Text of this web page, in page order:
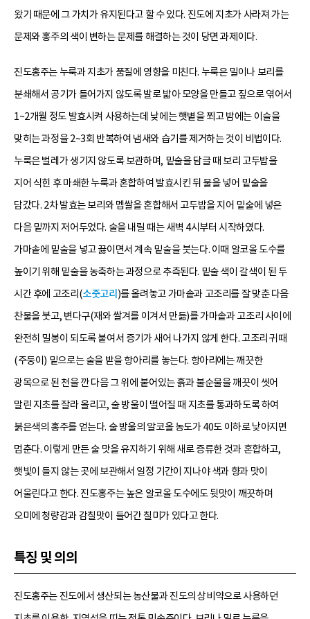
왔기 때문에 그 가치가 유지된다고 할 수 있다. 진도에 지초가 사라져 가는
문제와 홍주의 색이 변하는 문제를 해결하는 것이 당면 과제이다.
진도홍주는 누룩과 지초가 품질에 영향을 미친다. 누룩은 밀이나 보리를
분쇄해서 공기가 들어가지 않도록 발로 밟아 모양을 만들고 짚으로 엮어서
1~2개월 정도 발효시켜 사용하는데 낮에는 햇볕을 쬐고 밤에는 이슬을
맞히는 과정을 2~3회 반복하여 냄새와 습기를 제거하는 것이 비법이다.
누룩은 벌레가 생기지 않도록 보관하며, 밑술을 담글 때 보리 고두밥을
지어 식힌 후 마쇄한 누룩과 혼합하여 발효시킨 뒤 물을 넣어 밑술을
담갔다. 2차 발효는 보리와 멥쌀을 혼합해서 고두밥을 지어 밑술에 넣은
다음 밑까지 저어두었다. 술을 내릴 때는 새벽 4시부터 시작하였다.
가마솥에 밑술을 넣고 끓이면서 계속 밑술을 붓는다. 이때 알코올 도수를
높이기 위해 밑술을 농축하는 과정으로 추측된다. 밑술 색이 갈색이 된 두
시간 후에 고조리(소줏고리 )를 올려놓고 가마솥과 고조리를 잘 맞춘 다음
찬물을 붓고, 변다구(재와 쌀겨를 이겨서 만듦)를 가마솥과 고조리 사이에
완전히 밀봉이 되도록 붙여서 증기가 새어 나가지 않게 한다. 고조리 귀때
(주둥이) 밑으로는 술을 받을 항아리를 놓는다. 항아리에는 깨끗한
광목으로 된 천을 깐 다음 그 위에 붙어있는 흙과 불순물을 깨끗이 씻어
말린 지초를 잘라 올리고, 술 방울이 떨어질 때 지초를 통과하도록 하여
붉은색의 홍주를 얻는다. 술 방울의 알코올 농도가 40도 이하로 낮아지면
멈춘다. 이렇게 만든 술 맛을 유지하기 위해 새로 증류한 것과 혼합하고,
햇빛이 들지 않는 곳에 보관해서 일정 기간이 지나야 색과 향과 맛이
어울린다고 한다. 진도홍주는 높은 알코올 도수에도 뒷맛이 깨끗하며
오미에 청량감과 감칠맛이 들어간 칠미가 있다고 한다.
특징 및 의의
진도홍주는 진도에서 생산되는 농산물과 진도의 상비약으로 사용하던